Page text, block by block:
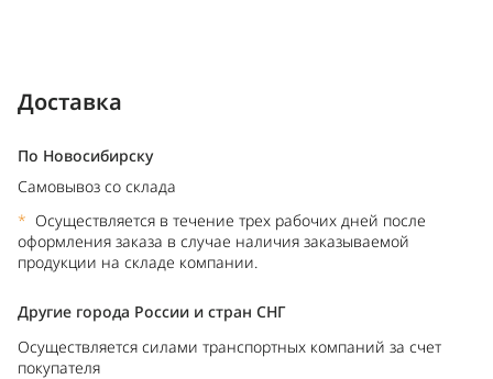
Доставка
По Новосибирску
Самовывоз со склада
* Осуществляется в течение трех рабочих дней после
оформления заказа в случае наличия заказываемой
продукции на складе компании.
Другие города России и стран СНГ
Осуществляется силами транспортных компаний за счет
покупателя